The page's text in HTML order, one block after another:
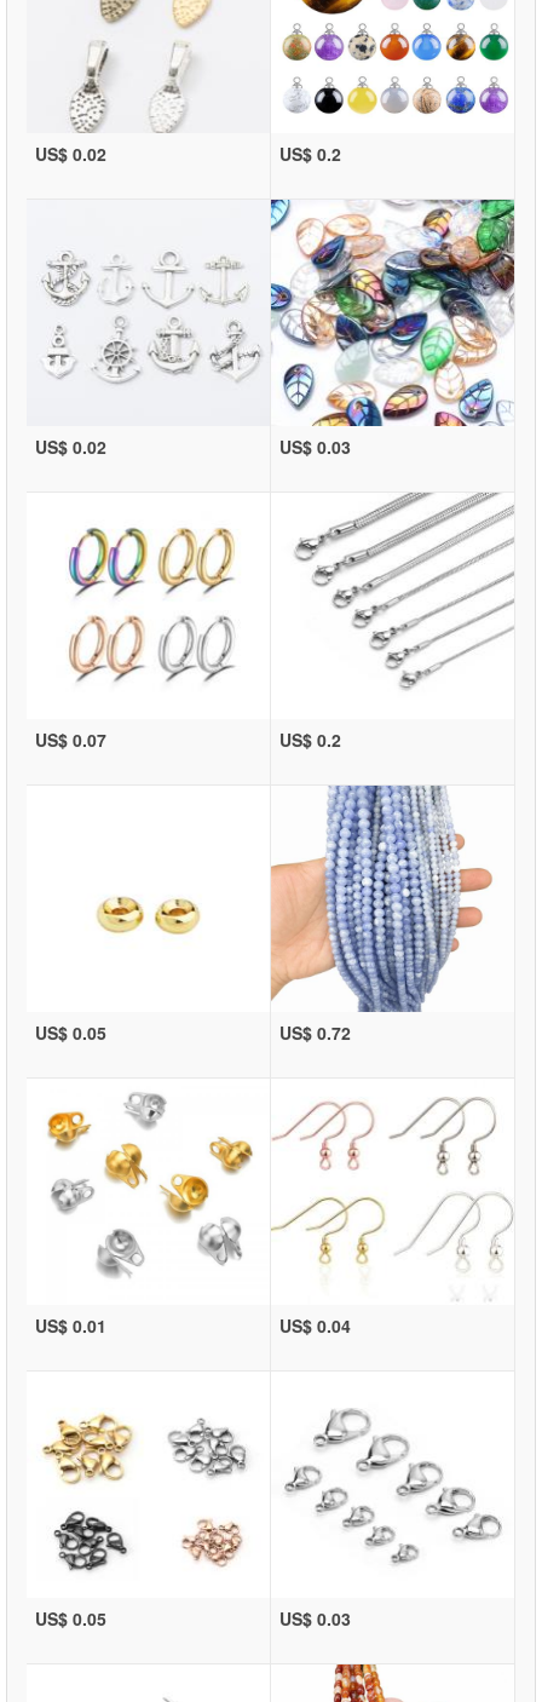
US$ 0.02 US$ 0.2
US$ 0.02 US$ 0.03
US$ 0.07 US$ 0.2
US$ 0.05 US$ 0.72
US$ 0.01 US$ 0.04
US$ 0.05 US$ 0.03